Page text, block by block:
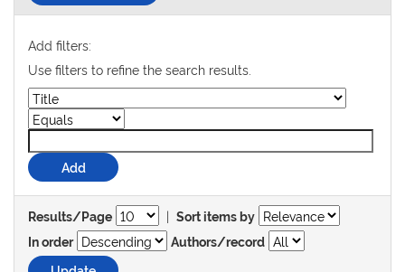
Add filters:
Use filters to refine the search results.
Results/Page | Sort items by
In order
Authors/record